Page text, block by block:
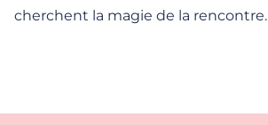
cherchent la magie de la rencontre.